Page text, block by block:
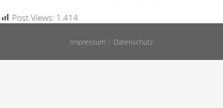
Post Views: 1.414
Impressum | Datenschutz